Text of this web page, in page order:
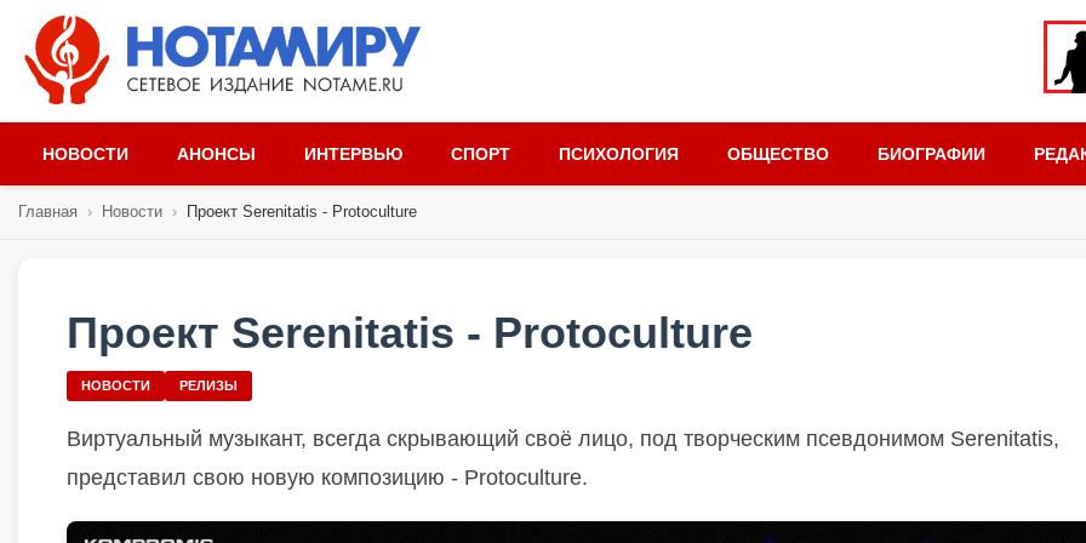
НОВОСТИ АНОНСЫ ИНТЕРВЬЮ СПОРТ ПСИХОЛОГИЯ ОБЩЕСТВО БИОГРАФИИ
Главная › Новости › Проект Serenitatis - Protoculture
Проект Serenitatis - Protoculture
НОВОСТИ РЕЛИЗЫ
Виртуальный музыкант, всегда скрывающий своё лицо, под творческим псевдонимом Serenitatis,
представил свою новую композицию - Protoculture.